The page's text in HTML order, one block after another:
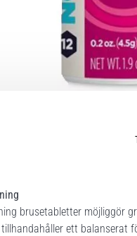
brusetabletter möjliggör
ett